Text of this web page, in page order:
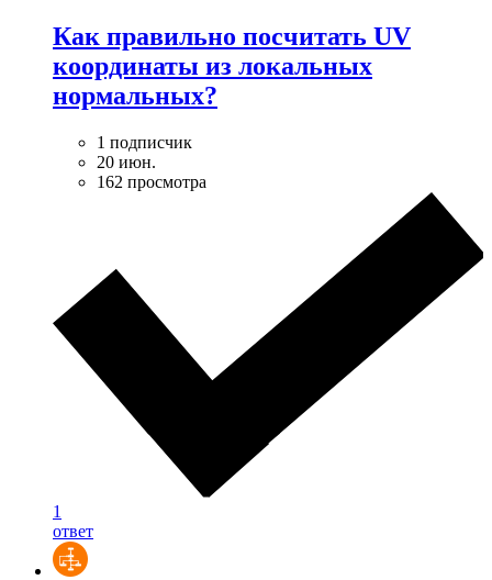
Как правильно посчитать UV
координаты из локальных
нормальных?
1 подписчик
20 июн.
162 просмотра
1
ответ